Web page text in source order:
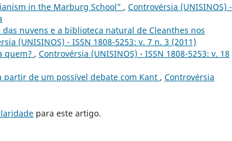
in the Marburg School" , Controvérsia (UNISINOS) -
nuvens e a biblioteca natural de Cleanthes nos
(UNISINOS) - ISSN 1808-5253: v. 7 n. 3 (2011)
quem? , Controvérsia (UNISINOS) - ISSN 1808-5253: v. 18
partir de um possível debate com Kant , Controvérsia
para este artigo.